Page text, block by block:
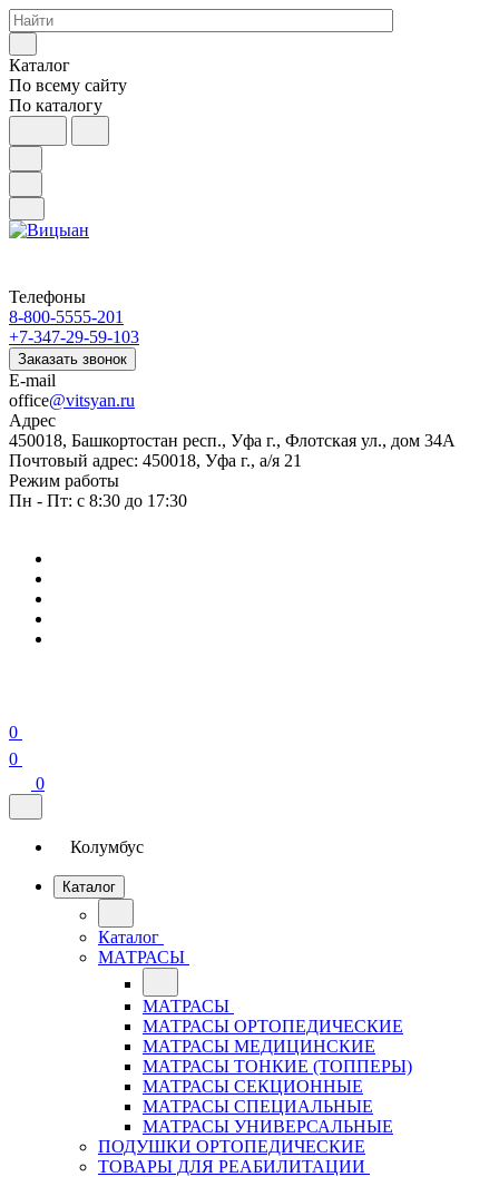
Каталог
По всему сайту
По каталогу
Телефоны
8-800-5555-201
+7-347-29-59-103
Заказать звонок
E-mail
office@vitsyan.ru
Адрес
450018, Башкортостан респ., Уфа г., Флотская ул., дом 34А
Почтовый адрес: 450018, Уфа г., а/я 21
Режим работы
Пн - Пт: с 8:30 до 17:30
0
0
0
Колумбус
Каталог
Каталог
МАТРАСЫ
МАТРАСЫ
МАТРАСЫ ОРТОПЕДИЧЕСКИЕ
МАТРАСЫ МЕДИЦИНСКИЕ
МАТРАСЫ ТОНКИЕ (ТОППЕРЫ)
МАТРАСЫ СЕКЦИОННЫЕ
МАТРАСЫ СПЕЦИАЛЬНЫЕ
МАТРАСЫ УНИВЕРСАЛЬНЫЕ
ПОДУШКИ ОРТОПЕДИЧЕСКИЕ
ТОВАРЫ ДЛЯ РЕАБИЛИТАЦИИ